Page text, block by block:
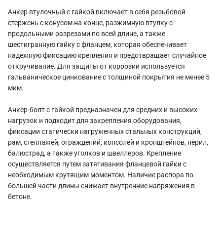
Анкер втулочный с гайкой включает в себя резьбовой
стержень с конусом на конце, разжимную втулку с
продольными разрезами по всей длине, а также
шестигранную гайку с фланцем, которая обеспечивает
надежную фиксацию крепления и предотвращает случайное
откручивание. Для защиты от коррозии используется
гальваническое цинкование с толщиной покрытия не менее 5
мкм.
Анкер-болт с гайкой предназначен для средних и высоких
нагрузок и подходит для закрепления оборудования,
фиксации статически нагруженных стальных конструкций,
рам, стеллажей, ограждений, консолей и кронштейнов, перил,
балюстрад, а также уголков и швеллеров. Крепление
осуществляется путем затягивания фланцевой гайки с
необходимым крутящим моментом. Наличие распора по
большей части длины снижает внутренние напряжения в
бетоне.